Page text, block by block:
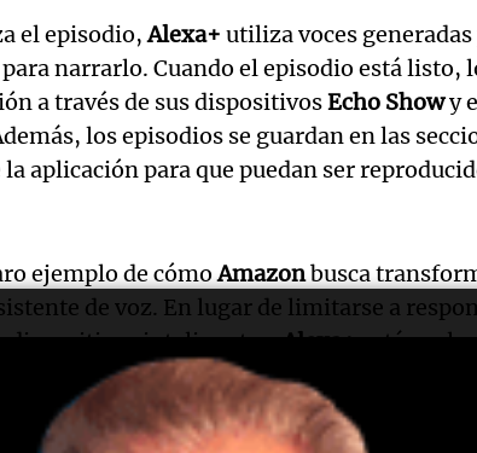
el episodio,Alexa+ utiliza voces
narrarlo. Cuando el episodio está listo,
a través de sus dispositivosEcho Showy
los episodios se guardan en las
aplicación para que puedan ser
ejemplo de cómoAmazonbusca
de voz. En lugar de limitarse a
dispositivos inteligentes,Alexa+está
personalizado basado en
de esta característica probablemente